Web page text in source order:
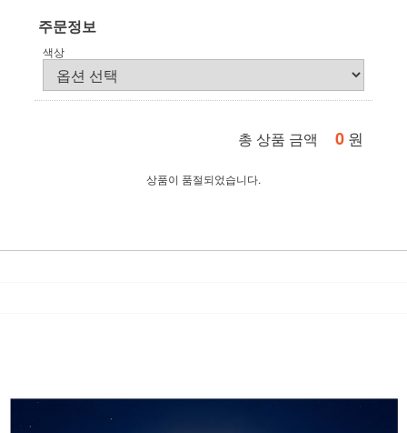
주문정보
색상
총 상품 금액 0 원
상품이 품절되었습니다.